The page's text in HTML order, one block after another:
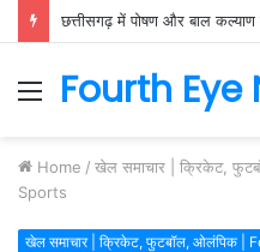
Menu
Fourth Eye
Home / खेल समाचार | क्रिकेट,
Sports
खेल समाचार | क्रिकेट, फुटबॉल, ओलंपिक |